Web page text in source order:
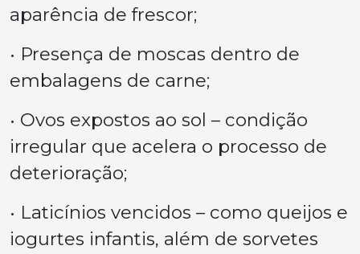
aparência de frescor;
• Presença de moscas dentro de
embalagens de carne;
• Ovos expostos ao sol – condição
irregular que acelera o processo de
deterioração;
• Laticínios vencidos – como queijos e
iogurtes infantis, além de sorvetes